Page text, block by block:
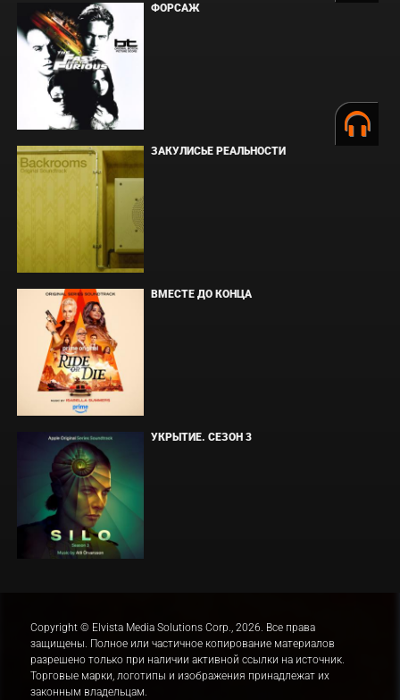
ФОРСАЖ
ЗАКУЛИСЬЕ РЕАЛЬНОСТИ
ВМЕСТЕ ДО КОНЦА
УКРЫТИЕ. СЕЗОН 3
Copyright © Elvista Media Solutions Corp., 2026. Все права
защищены. Полное или частичное копирование материалов
разрешено только при наличии активной ссылки на источник.
Торговые марки, логотипы и изображения принадлежат их
законным владельцам.